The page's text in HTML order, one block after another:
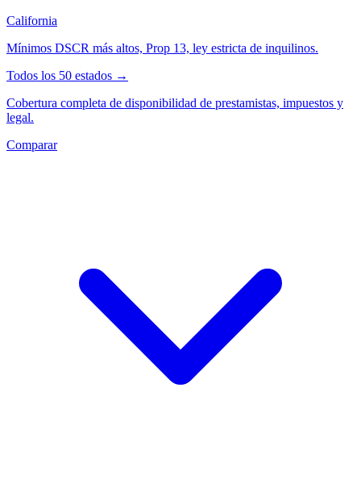
California
Mínimos DSCR más altos, Prop 13, ley estricta de inquilinos.
Todos los 50 estados →
Cobertura completa de disponibilidad de prestamistas, impuestos y
legal.
Comparar